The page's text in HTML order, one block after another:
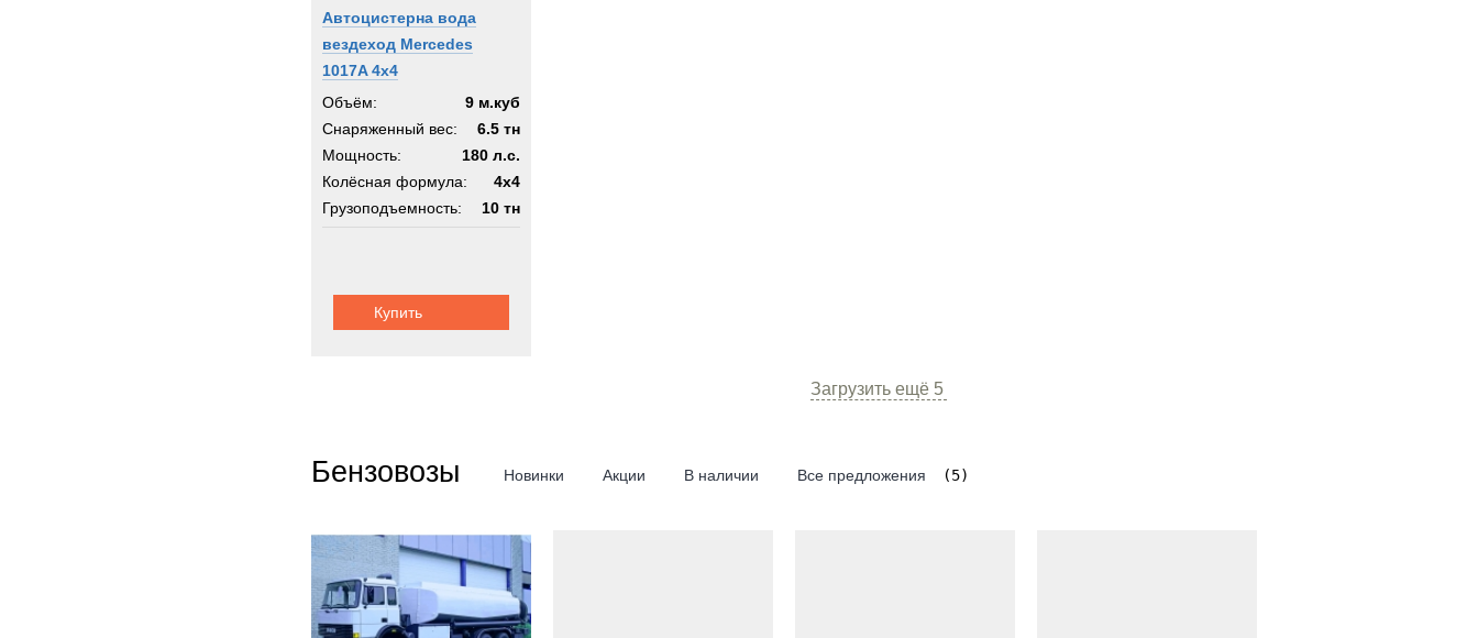
Автоцистерна вода
вездеход Mercedes
1017A 4x4
Объём:
9 м.куб
Снаряженный вес:
6.5 тн
Мощность:
180 л.с.
Колёсная формула:
4x4
Грузоподъемность:
10 тн
Купить
Загрузить ещё 5
Бензовозы Новинки Акции В наличии Все предложения (5)